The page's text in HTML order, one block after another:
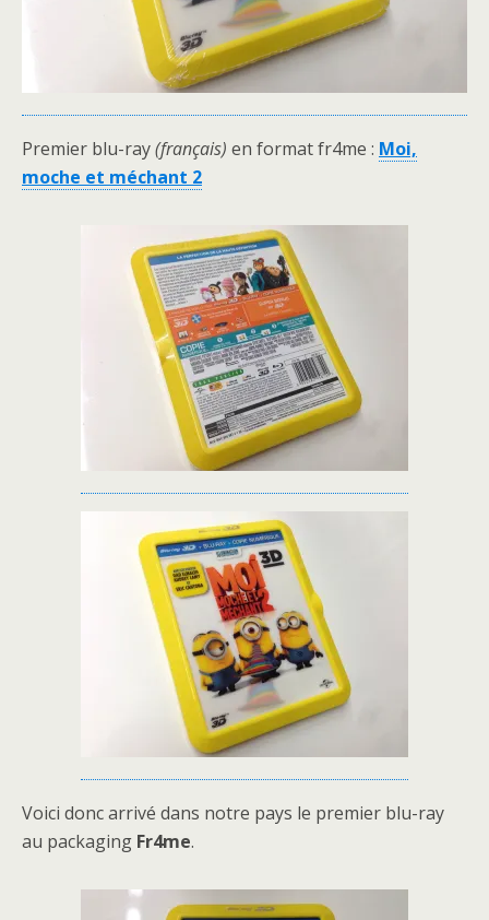
Premier blu-ray(français) en format fr4me : Moi,
moche et méchant 2
Voici donc arrivé dans notre pays le premier blu-ray
au packaging Fr4me.